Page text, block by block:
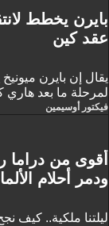
بايرن يخطط
عقد كين
يقال إن بايرن
التكهنات حول وضع
فيكتور أوسيمين
أقوى من دراما
ودمر أحلام
ليلتنا ملكية.. كيف